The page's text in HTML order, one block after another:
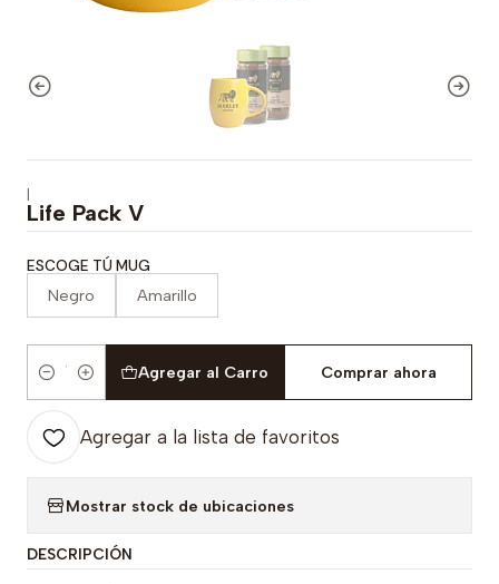
|
Life Pack V
ESCOGE TÚ MUG
Negro Amarillo
Cantidad
Agregar al Carro Comprar ahora
Agregar a la lista de favoritos
Mostrar stock de ubicaciones
DESCRIPCIÓN